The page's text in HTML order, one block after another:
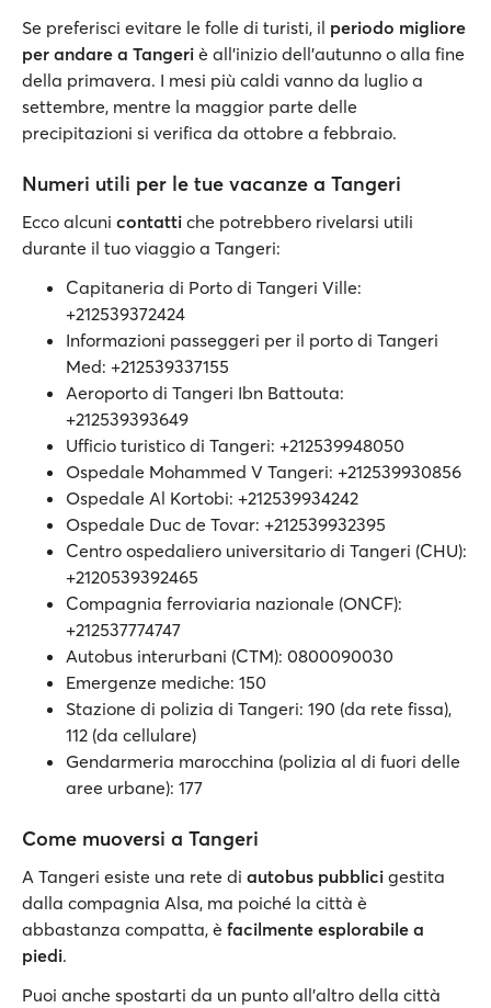
Se preferisci evitare le folle di turisti, il periodo migliore
per andare a Tangeri è all'inizio dell'autunno o alla fine
della primavera. I mesi più caldi vanno da luglio a
settembre, mentre la maggior parte delle
precipitazioni si verifica da ottobre a febbraio.
Numeri utili per le tue vacanze a Tangeri
Ecco alcuni contatti che potrebbero rivelarsi utili
durante il tuo viaggio a Tangeri:
Capitaneria di Porto di Tangeri Ville:
+212539372424
Informazioni passeggeri per il porto di Tangeri
Med: +212539337155
Aeroporto di Tangeri Ibn Battouta:
+212539393649
Ufficio turistico di Tangeri: +212539948050
Ospedale Mohammed V Tangeri: +212539930856
Ospedale Al Kortobi: +212539934242
Ospedale Duc de Tovar: +212539932395
Centro ospedaliero universitario di Tangeri (CHU):
+2120539392465
Compagnia ferroviaria nazionale (ONCF):
+212537774747
Autobus interurbani (CTM): 0800090030
Emergenze mediche: 150
Stazione di polizia di Tangeri: 190 (da rete fissa),
112 (da cellulare)
Gendarmeria marocchina (polizia al di fuori delle
aree urbane): 177
Come muoversi a Tangeri
A Tangeri esiste una rete di autobus pubblici gestita
dalla compagnia Alsa, ma poiché la città è
abbastanza compatta, è facilmente esplorabile a
piedi.
Puoi anche spostarti da un punto all’altro della città